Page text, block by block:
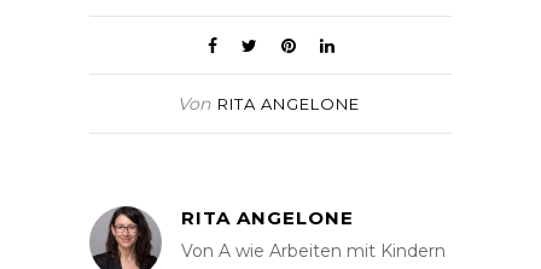
Von RITA ANGELONE
RITA ANGELONE
Von A wie Arbeiten mit Kindern